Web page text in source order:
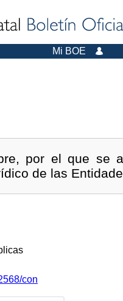
Mi BOE
por el que se
de las
con